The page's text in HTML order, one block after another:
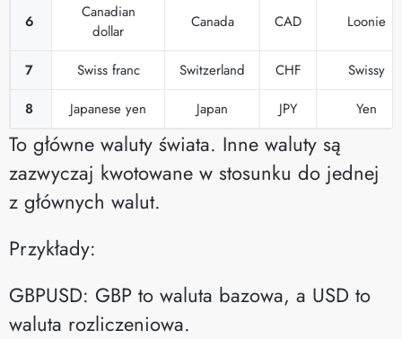
6
Canadian
dollar
Canada CAD Loonie
7 Swiss franc Switzerland CHF
Swissy
8
Japanese yen Japan JPY Yen
To główne waluty świata. Inne waluty są
zazwyczaj kwotowane w stosunku do jednej
z głównych walut.
Przykłady:
GBPUSD: GBP to waluta bazowa, a USD to
waluta rozliczeniowa.